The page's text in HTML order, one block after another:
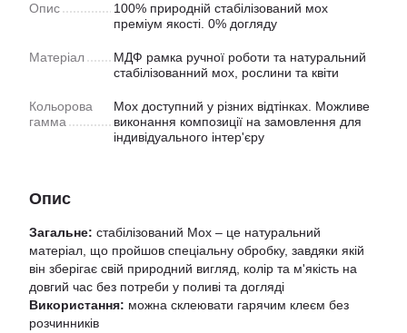
Опис
100% природній стабілізований мох
преміум якості. 0% догляду
Матеріал
МДФ рамка ручної роботи та натуральний
стабілізованний мох, рослини та квіти
Кольорова
гамма
Мох доступний у рiзних відтінках. Можливе
виконання композиції на замовлення для
індивідуального інтер'єру
Опис
Загальне: стабілізований Мох – це натуральний
матеріал, що пройшов спеціальну обробку, завдяки якій
він зберігає свій природний вигляд, колір та м'якість на
довгий час без потреби у поливі та догляді
Використання: можна склеювати гарячим клеєм без
розчинників